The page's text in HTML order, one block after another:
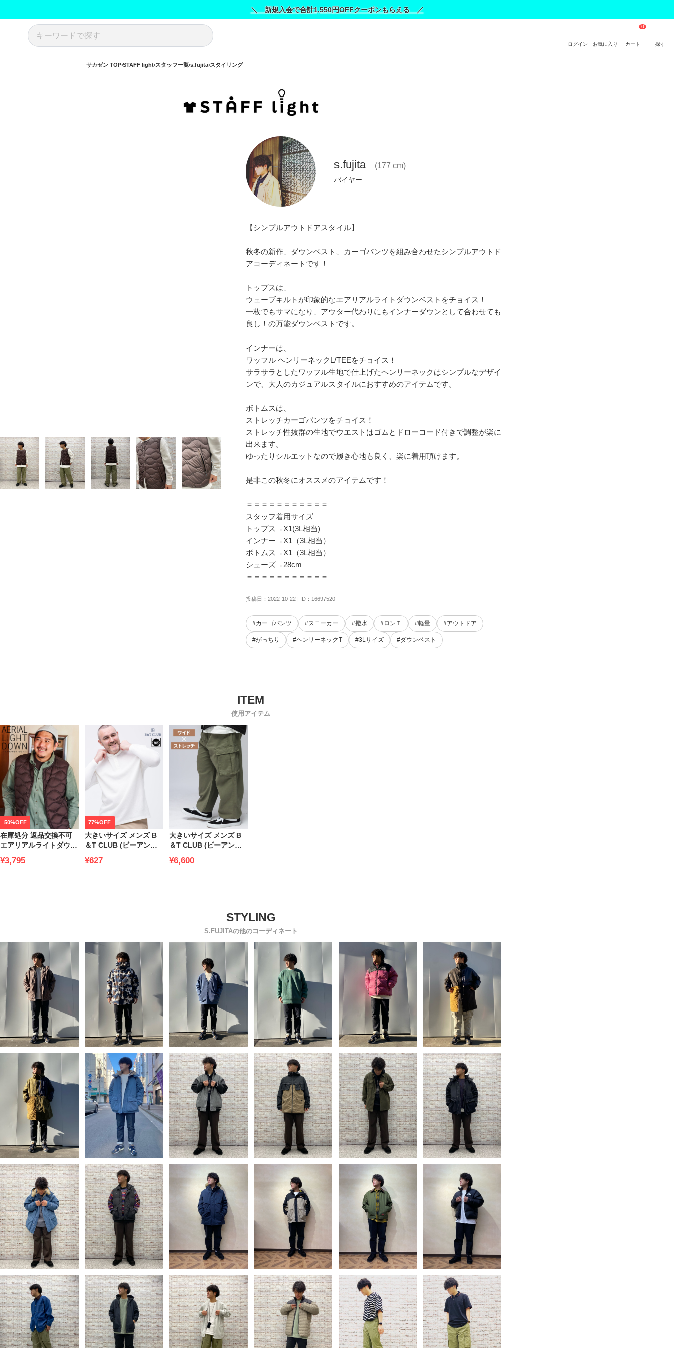
＼ 新規入会で合計1,550円OFFクーポンもらえる ／
ログイン お気に入り カート 探す
サカゼン TOP STAFF light スタッフ一覧 s.fujita スタイリング
s.fujita (177 cm)
バイヤー
【シンプルアウトドアスタイル】
秋冬の新作、ダウンベスト、カーゴパンツを組み合わせたシンプルアウトド
アコーディネートです！
トップスは、
ウェーブキルトが印象的なエアリアルライトダウンベストをチョイス！
一枚でもサマになり、アウター代わりにもインナーダウンとして合わせても
良し！の万能ダウンベストです。
インナーは、
ワッフル ヘンリーネックL/TEEをチョイス！
サラサラとしたワッフル生地で仕上げたヘンリーネックはシンプルなデザイ
ンで、大人のカジュアルスタイルにおすすめのアイテムです。
ボトムスは、
ストレッチカーゴパンツをチョイス！
ストレッチ性抜群の生地でウエストはゴムとドローコード付きで調整が楽に
出来ます。
ゆったりシルエットなので履き心地も良く、楽に着用頂けます。
是非この秋冬にオススメのアイテムです！
＝＝＝＝＝＝＝＝＝＝＝
スタッフ着用サイズ
トップス→X1(3L相当)
インナー→X1（3L相当）
ボトムス→X1（3L相当）
シューズ→28cm
＝＝＝＝＝＝＝＝＝＝＝
投稿日：2022-10-22 | ID：16697520
#カーゴパンツ #スニーカー #撥水 #ロンＴ #軽量 #アウトドア
#がっちり #ヘンリーネックT #3Lサイズ #ダウンベスト
使用アイテム
50%OFF
在庫処分 返品交換不可
エアリアルライトダウン
ト ダウンベスト
¥3,795
77%OFF
大きいサイズ メンズ B
＆T CLUB (ビーアンド
サーマル ワッフルTシャ
¥627
大きいサイズ メンズ B
＆T CLUB (ビーアンド
ルエット ウエストゴム
¥6,600
S.FUJITAの他のコーディネート